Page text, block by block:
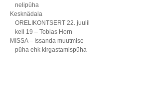
nelipüha
Kesknädala
ORELIKONTSERT 22. juulil
kell 19 – Tobias Horn
MISSA – Issanda muutmise
püha ehk kirgastamispüha